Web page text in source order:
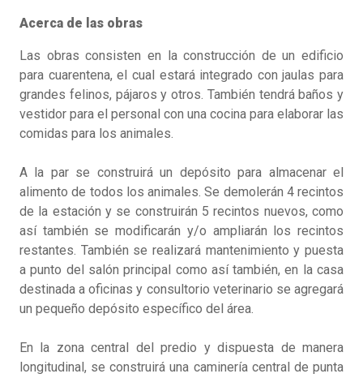
Acerca de las obras
Las obras consisten en la construcción de un edificio
para cuarentena, el cual estará integrado con jaulas para
grandes felinos, pájaros y otros. También tendrá baños y
vestidor para el personal con una cocina para elaborar las
comidas para los animales.
A la par se construirá un depósito para almacenar el
alimento de todos los animales. Se demolerán 4 recintos
de la estación y se construirán 5 recintos nuevos, como
así también se modificarán y/o ampliarán los recintos
restantes. También se realizará mantenimiento y puesta
a punto del salón principal como así también, en la casa
destinada a oficinas y consultorio veterinario se agregará
un pequeño depósito específico del área.
En la zona central del predio y dispuesta de manera
longitudinal, se construirá una caminería central de punta